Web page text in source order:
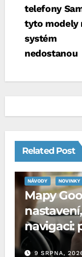
telefony
tyto modely
systém
nedostanou
Related Post
NÁVODY NOVINKY
Mapy
navigaci:
aktivovat
9 SRPNA,